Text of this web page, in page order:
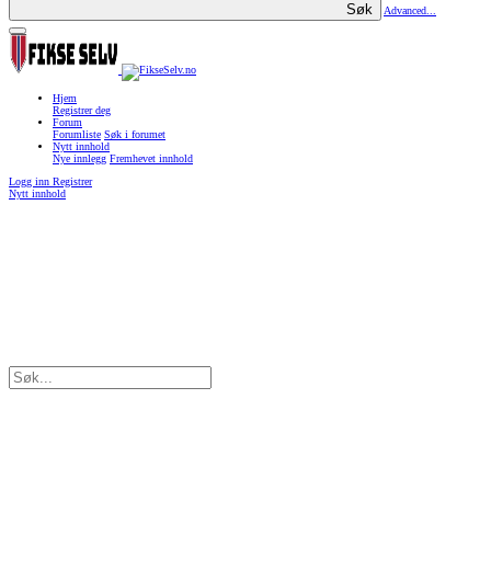
Søk Advanced...
Hjem
Registrer deg
Forum
Forumliste Søk i forumet
Nytt innhold
Nye innlegg Fremhevet innhold
Logg inn Registrer
Nytt innhold